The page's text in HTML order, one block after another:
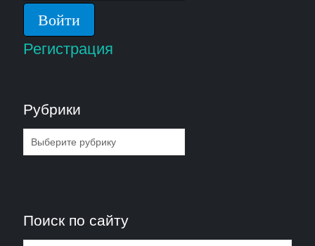
Регистрация
Рубрики
Рубрики
Поиск по сайту